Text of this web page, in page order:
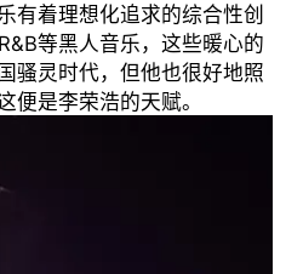
有着理想化追求的综合性创
等黑人音乐，这些暖心的
骚灵时代，但他也很好地照
便是李荣浩的天赋。